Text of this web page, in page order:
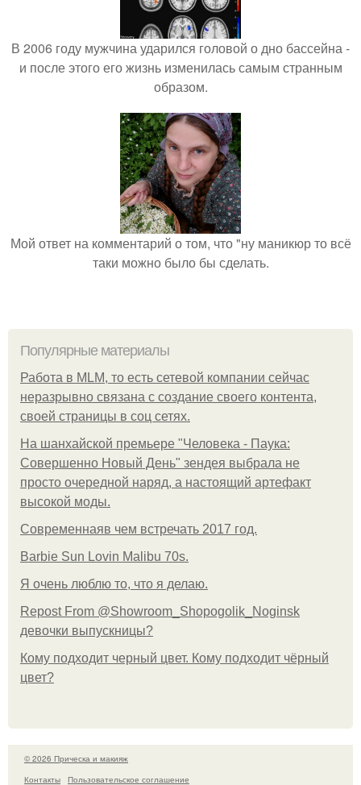
В 2006 году мужчина ударился головой о дно бассейна -
и после этого его жизнь изменилась самым странным
образом.
Мой ответ на комментарий о том, что "ну маникюр то всё
таки можно было бы сделать.
Популярные материалы
Работа в MLM, то есть сетевой компании сейчас
неразрывно связана с создание своего контента,
своей страницы в соц сетях.
На шанхайской премьере "Человека - Паука:
Совершенно Новый День" зендея выбрала не
просто очередной наряд, а настоящий артефакт
высокой моды.
Современнаяв чем встречать 2017 год.
Barbie Sun Lovin Malibu 70s.
Я очень люблю то, что я делаю.
Repost From @Showroom_Shopogolik_Noginsk
девочки выпускницы?
Кому подходит черный цвет. Кому подходит чёрный
цвет?
© 2026 Прическа и макияж
Контакты
Пользовательское соглашение